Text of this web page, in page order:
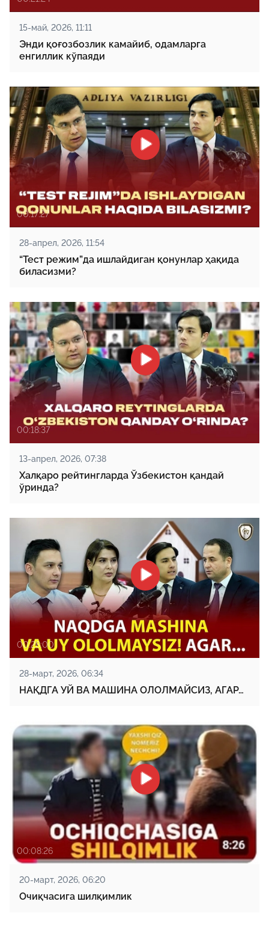
15-май, 2026, 11:11
Энди қоғозбозлик камайиб, одамларга
енгиллик кўпаяди
00:17:27
28-апрел, 2026, 11:54
“Тест режим”да ишлайдиган қонунлар ҳақида
биласизми?
00:18:37
13-апрел, 2026, 07:38
Халқаро рейтингларда Ўзбекистон қандай
ўринда?
00:28:00
28-март, 2026, 06:34
НAҚДГA УЙ ВA МAШИНA ОЛОЛМAЙСИЗ, AГAР…
00:08:26
20-март, 2026, 06:20
Очиқчасига шилқимлик